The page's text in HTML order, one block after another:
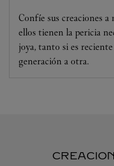
Confíe sus creaciones
ellos tienen la pericia
joya, tanto si es
generación a otra.